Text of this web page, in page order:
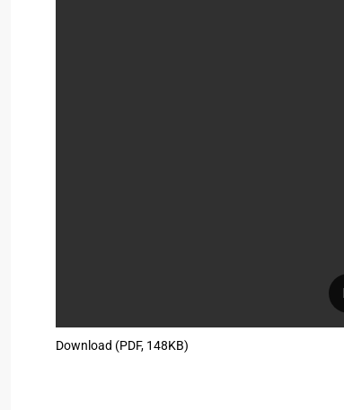
Download (PDF, 148KB)